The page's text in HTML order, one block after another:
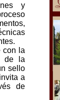
y
con la
de la
sello
a
de